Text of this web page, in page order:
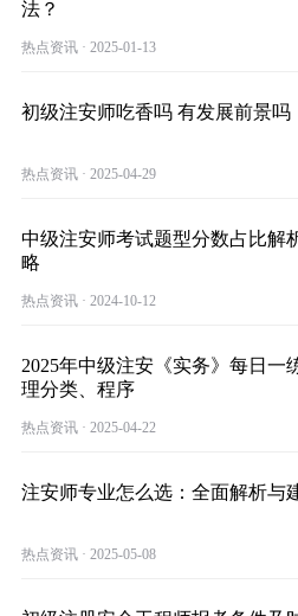
法？
热点资讯 · 2025-01-13
初级注安师吃香吗 有发展前景吗
热点资讯 · 2025-04-29
中级注安师考试题型分数占比解
略
热点资讯 · 2024-10-12
2025年中级注安《实务》每日一
理分类、程序
热点资讯 · 2025-04-22
注安师专业怎么选：全面解析与
热点资讯 · 2025-05-08